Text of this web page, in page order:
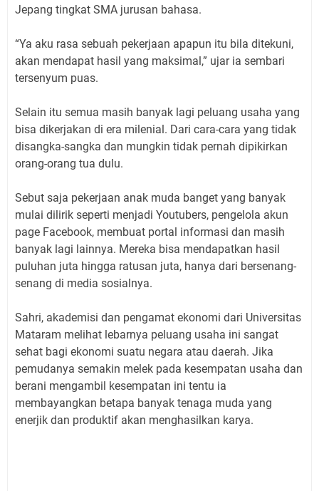
Jepang tingkat SMA jurusan bahasa.
“Ya aku rasa sebuah pekerjaan apapun itu bila ditekuni,
akan mendapat hasil yang maksimal,” ujar ia sembari
tersenyum puas.
Selain itu semua masih banyak lagi peluang usaha yang
bisa dikerjakan di era milenial. Dari cara-cara yang tidak
disangka-sangka dan mungkin tidak pernah dipikirkan
orang-orang tua dulu.
Sebut saja pekerjaan anak muda banget yang banyak
mulai dilirik seperti menjadi Youtubers, pengelola akun
page Facebook, membuat portal informasi dan masih
banyak lagi lainnya. Mereka bisa mendapatkan hasil
puluhan juta hingga ratusan juta, hanya dari bersenang-
senang di media sosialnya.
Sahri, akademisi dan pengamat ekonomi dari Universitas
Mataram melihat lebarnya peluang usaha ini sangat
sehat bagi ekonomi suatu negara atau daerah. Jika
pemudanya semakin melek pada kesempatan usaha dan
berani mengambil kesempatan ini tentu ia
membayangkan betapa banyak tenaga muda yang
enerjik dan produktif akan menghasilkan karya.